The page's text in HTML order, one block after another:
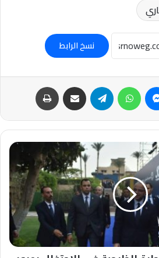
نسخ الرابط
ماسنجر واتساب تيلقرام مشاركة عبر البريد